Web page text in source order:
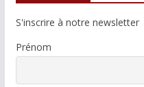
S'inscrire à notre newsletter
Prénom